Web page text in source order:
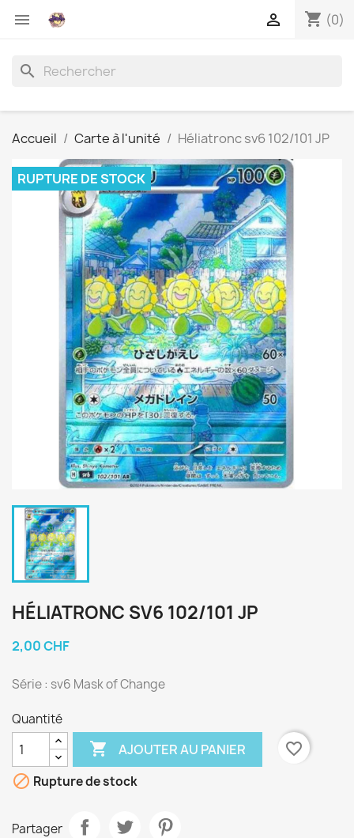
 shopping_cart (0)

search
Accueil Carte à l'unité Héliatronc sv6 102/101 JP
RUPTURE DE STOCK
HÉLIATRONC SV6 102/101 JP
2,00 CHF
Série : sv6 Mask of Change
Quantité
 AJOUTER AU PANIER
favorite_border
 Rupture de stock
Partager